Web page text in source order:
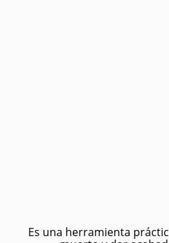
Es una herramienta